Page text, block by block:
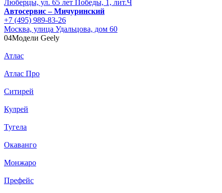
Люберцы, ул. 65 лет Победы, 1, лит.Ч
Автосервис – Мичуринский
+7 (495) 989-83-26
Москва, улица Удальцова, дом 60
04Модели Geely
Атлас
Атлас Про
Ситирей
Кулрей
Тугела
Окаванго
Монжаро
Префейс